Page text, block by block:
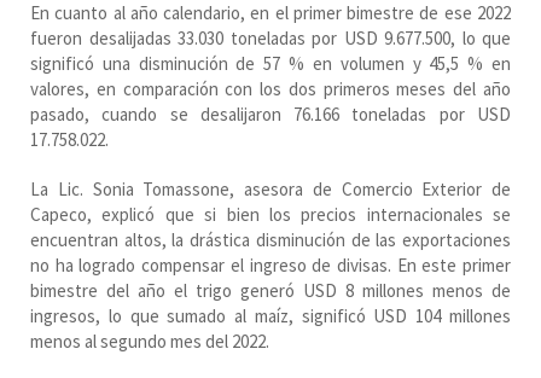
En cuanto al año calendario, en el primer bimestre de ese 2022
fueron desalijadas 33.030 toneladas por USD 9.677.500, lo que
significó una disminución de 57 % en volumen y 45,5 % en
valores, en comparación con los dos primeros meses del año
pasado, cuando se desalijaron 76.166 toneladas por USD
17.758.022.
La Lic. Sonia Tomassone, asesora de Comercio Exterior de
Capeco, explicó que si bien los precios internacionales se
encuentran altos, la drástica disminución de las exportaciones
no ha logrado compensar el ingreso de divisas. En este primer
bimestre del año el trigo generó USD 8 millones menos de
ingresos, lo que sumado al maíz, significó USD 104 millones
menos al segundo mes del 2022.